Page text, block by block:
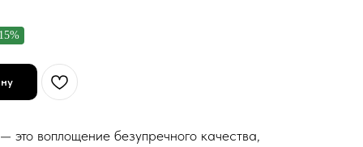
— это воплощение безупречного качества,